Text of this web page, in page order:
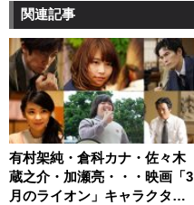
関連記事
有村架純・倉科カナ・佐々木
蔵之介・加瀬亮・・・映画「3
月のライオン」キャラクター